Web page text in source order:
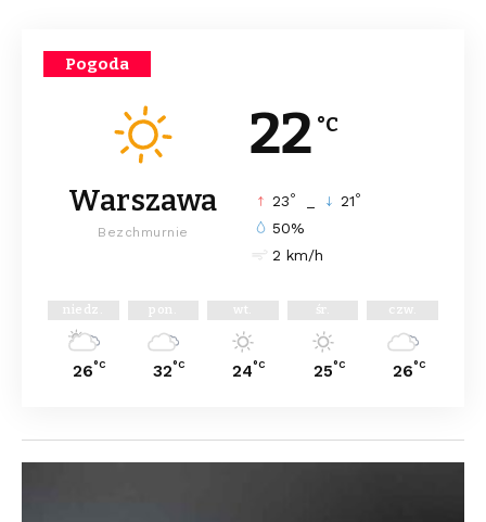
Pogoda
22 °C
Warszawa
Bezchmurnie
23° 21°
50%
2 km/h
niedz.
26°C
pon.
32°C
wt.
24°C
śr.
25°C
czw.
26°C